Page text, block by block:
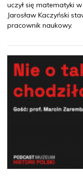
uczył się matematyki
Jarosław Kaczyński
pracownik naukowy.